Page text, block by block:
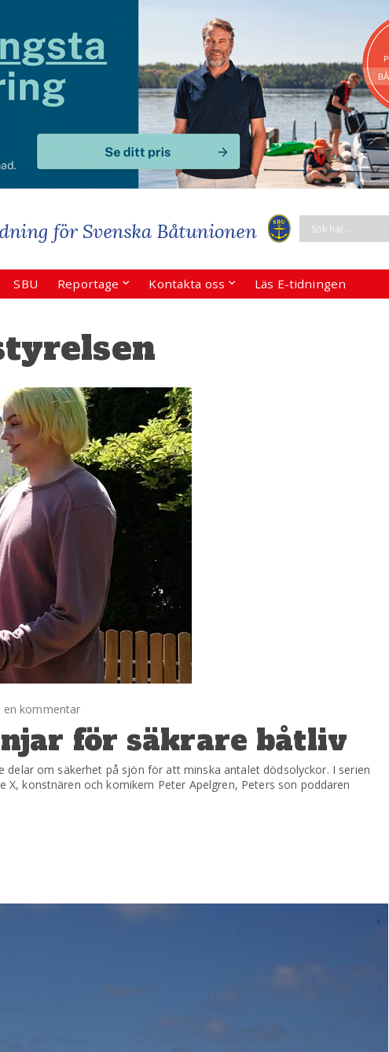
SBU Reportage Kontakta oss Läs E-tidningen
en kommentar
för säkrare båtliv
delar om säkerhet på sjön för att minska antalet dödsolyckor. I serien
konstnären och komikern Peter Apelgren, Peters son poddaren